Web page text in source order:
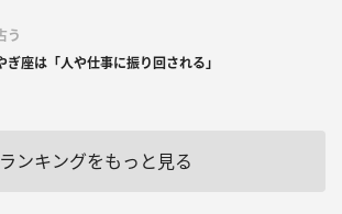
う
ぎ座は「人や仕事に振り回される」
ランキングをもっと見る